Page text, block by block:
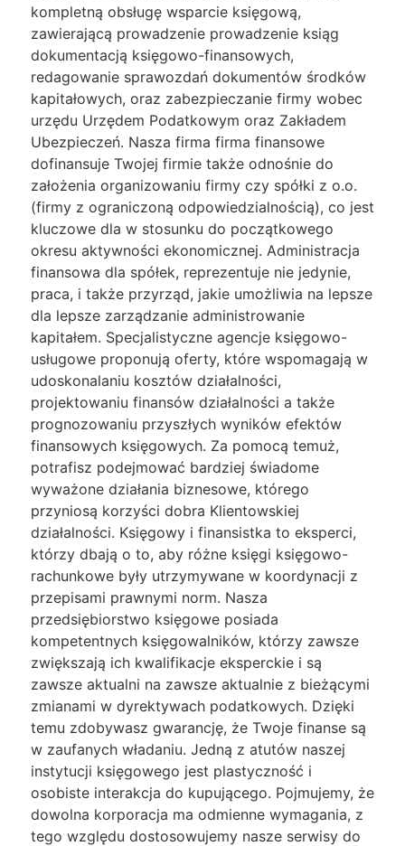
kompletną obsługę wsparcie księgową,
zawierającą prowadzenie prowadzenie ksiąg
dokumentacją księgowo-finansowych,
redagowanie sprawozdań dokumentów środków
kapitałowych, oraz zabezpieczanie firmy wobec
urzędu Urzędem Podatkowym oraz Zakładem
Ubezpieczeń. Nasza firma firma finansowe
dofinansuje Twojej firmie także odnośnie do
założenia organizowaniu firmy czy spółki z o.o.
(firmy z ograniczoną odpowiedzialnością), co jest
kluczowe dla w stosunku do początkowego
okresu aktywności ekonomicznej. Administracja
finansowa dla spółek, reprezentuje nie jedynie,
praca, i także przyrząd, jakie umożliwia na lepsze
dla lepsze zarządzanie administrowanie
kapitałem. Specjalistyczne agencje księgowo-
usługowe proponują oferty, które wspomagają w
udoskonalaniu kosztów działalności,
projektowaniu finansów działalności a także
prognozowaniu przyszłych wyników efektów
finansowych księgowych. Za pomocą temuż,
potrafisz podejmować bardziej świadome
wyważone działania biznesowe, którego
przyniosą korzyści dobra Klientowskiej
działalności. Księgowy i finansistka to eksperci,
którzy dbają o to, aby różne księgi księgowo-
rachunkowe były utrzymywane w koordynacji z
przepisami prawnymi norm. Nasza
przedsiębiorstwo księgowe posiada
kompetentnych księgowalników, którzy zawsze
zwiększają ich kwalifikacje eksperckie i są
zawsze aktualni na zawsze aktualnie z bieżącymi
zmianami w dyrektywach podatkowych. Dzięki
temu zdobywasz gwarancję, że Twoje finanse są
w zaufanych władaniu. Jedną z atutów naszej
instytucji księgowego jest plastyczność i
osobiste interakcja do kupującego. Pojmujemy, że
dowolna korporacja ma odmienne wymagania, z
tego względu dostosowujemy nasze serwisy do